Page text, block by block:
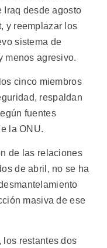
Iraq desde agosto
y reemplazar los
sistema de
menos agresivo.
cinco miembros
respaldan
fuentes
la ONU.
de las relaciones
de abril, no se ha
masiva de ese
los restantes dos